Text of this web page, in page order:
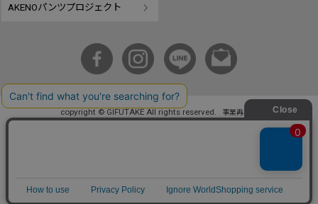
AKENOパンツプロジェクト
copyright © GIFUTAKE All rights reserved. 事業再構築